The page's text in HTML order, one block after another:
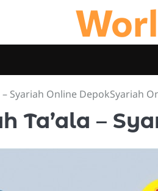
– Syariah Online DepokSyariah
Ta’ala –